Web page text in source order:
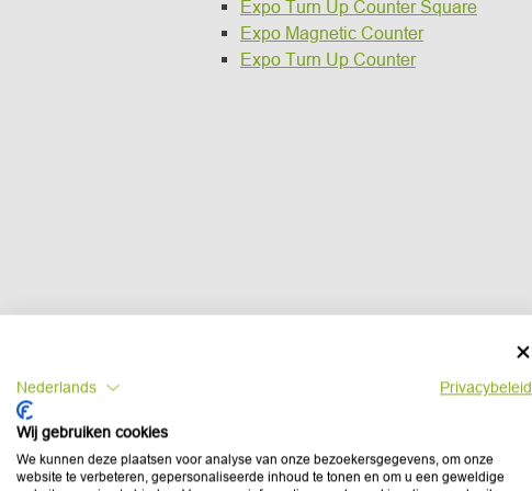
Expo Turn Up Counter Square
Expo Magnetic Counter
Expo Turn Up Counter
Nederlands Privacybeleid
Wij gebruiken cookies
We kunnen deze plaatsen voor analyse van onze bezoekersgegevens, om onze
website te verbeteren, gepersonaliseerde inhoud te tonen en om u een geweldige